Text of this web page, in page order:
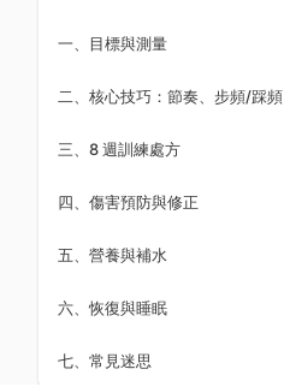
一、目標與測量
二、核心技巧：節奏、步頻/踩頻
三、8 週訓練處方
四、傷害預防與修正
五、營養與補水
六、恢復與睡眠
七、常見迷思